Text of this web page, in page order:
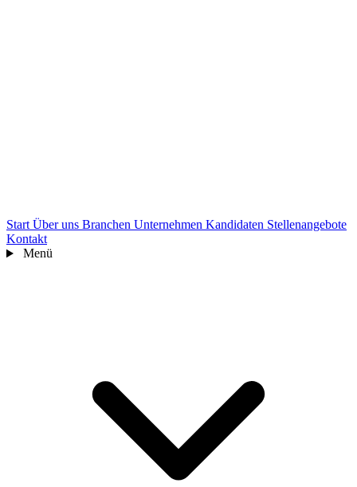
Start Über uns Branchen Unternehmen Kandidaten Stellenangebote
Kontakt
Menü